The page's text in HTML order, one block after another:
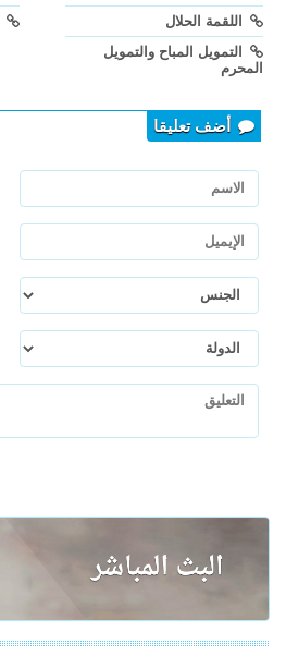
اللقمة الحلال
التمويل المباح والتمويل
المحرم
أضف تعليقا